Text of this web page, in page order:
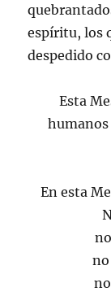
espíritu, los
despedido
Esta
humanos
En esta